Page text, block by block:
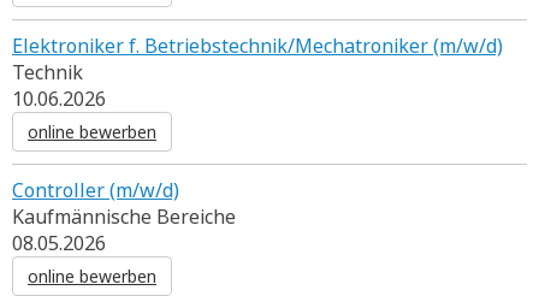
Elektroniker f. Betriebstechnik/Mechatroniker (m/w/d)
Technik
10.06.2026
online bewerben
Controller (m/w/d)
Kaufmännische Bereiche
08.05.2026
online bewerben